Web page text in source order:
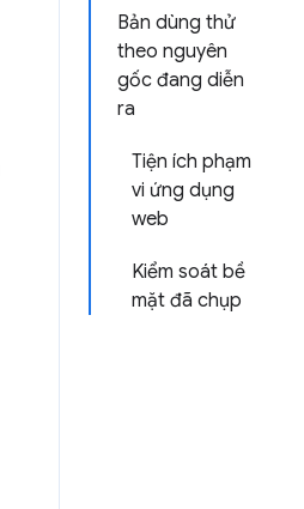
Bản dùng thử
theo nguyên
gốc đang diễn
ra
Tiện ích phạm
vi ứng dụng
web
Kiểm soát bề
mặt đã chụp